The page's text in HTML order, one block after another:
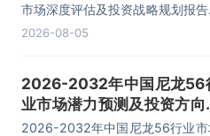
市场深度评估及投资战略规划报告
主要包括企业及竞争格局、投资
2026-08-05
2026-2032年中国尼龙56
业市场潜力预测及投资方向
究报告
2026-2032年中国尼龙56行业市